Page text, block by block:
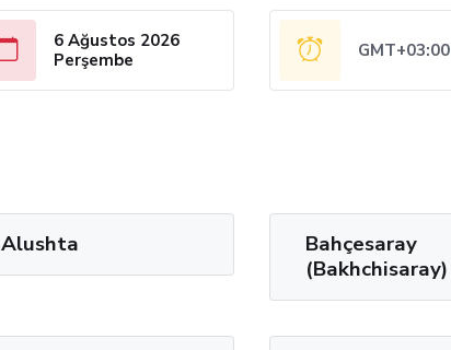
6 Ağustos 2026
Perşembe
GMT+03:00
Alushta
Bahçesaray
(Bakhchisaray)